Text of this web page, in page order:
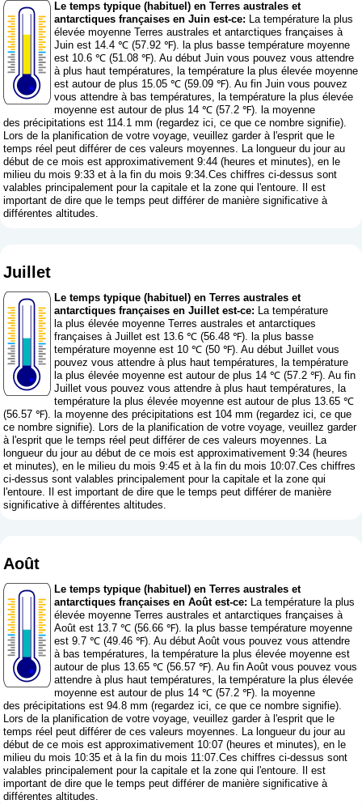
Le temps typique (habituel) en Terres australes et
antarctiques françaises en Juin est-ce: La température la plus
élevée moyenne Terres australes et antarctiques françaises à
Juin est 14.4 ℃ (57.92 ℉). la plus basse température moyenne
est 10.6 ℃ (51.08 ℉). Au début Juin vous pouvez vous attendre
à plus haut températures, la température la plus élevée moyenne
est autour de plus 15.05 ℃ (59.09 ℉). Au fin Juin vous pouvez
vous attendre à bas températures, la température la plus élevée
moyenne est autour de plus 14 ℃ (57.2 ℉). la moyenne
des précipitations est 114.1 mm (regardez ici, ce que ce nombre signifie).
Lors de la planification de votre voyage, veuillez garder à l'esprit que le
temps réel peut différer de ces valeurs moyennes. La longueur du jour au
début de ce mois est approximativement 9:44 (heures et minutes), en le
milieu du mois 9:33 et à la fin du mois 9:34.Ces chiffres ci-dessus sont
valables principalement pour la capitale et la zone qui l'entoure. Il est
important de dire que le temps peut différer de manière significative à
différentes altitudes.
Juillet
Le temps typique (habituel) en Terres australes et
antarctiques françaises en Juillet est-ce: La température
la plus élevée moyenne Terres australes et antarctiques
françaises à Juillet est 13.6 ℃ (56.48 ℉). la plus basse
température moyenne est 10 ℃ (50 ℉). Au début Juillet vous
pouvez vous attendre à plus haut températures, la température
la plus élevée moyenne est autour de plus 14 ℃ (57.2 ℉). Au fin
Juillet vous pouvez vous attendre à plus haut températures, la
température la plus élevée moyenne est autour de plus 13.65 ℃
(56.57 ℉). la moyenne des précipitations est 104 mm (regardez ici, ce que
ce nombre signifie). Lors de la planification de votre voyage, veuillez garder
à l'esprit que le temps réel peut différer de ces valeurs moyennes. La
longueur du jour au début de ce mois est approximativement 9:34 (heures
et minutes), en le milieu du mois 9:45 et à la fin du mois 10:07.Ces chiffres
ci-dessus sont valables principalement pour la capitale et la zone qui
l'entoure. Il est important de dire que le temps peut différer de manière
significative à différentes altitudes.
Août
Le temps typique (habituel) en Terres australes et
antarctiques françaises en Août est-ce: La température la plus
élevée moyenne Terres australes et antarctiques françaises à
Août est 13.7 ℃ (56.66 ℉). la plus basse température moyenne
est 9.7 ℃ (49.46 ℉). Au début Août vous pouvez vous attendre
à bas températures, la température la plus élevée moyenne est
autour de plus 13.65 ℃ (56.57 ℉). Au fin Août vous pouvez vous
attendre à plus haut températures, la température la plus élevée
moyenne est autour de plus 14 ℃ (57.2 ℉). la moyenne
des précipitations est 94.8 mm (regardez ici, ce que ce nombre signifie).
Lors de la planification de votre voyage, veuillez garder à l'esprit que le
temps réel peut différer de ces valeurs moyennes. La longueur du jour au
début de ce mois est approximativement 10:07 (heures et minutes), en le
milieu du mois 10:35 et à la fin du mois 11:07.Ces chiffres ci-dessus sont
valables principalement pour la capitale et la zone qui l'entoure. Il est
important de dire que le temps peut différer de manière significative à
différentes altitudes.